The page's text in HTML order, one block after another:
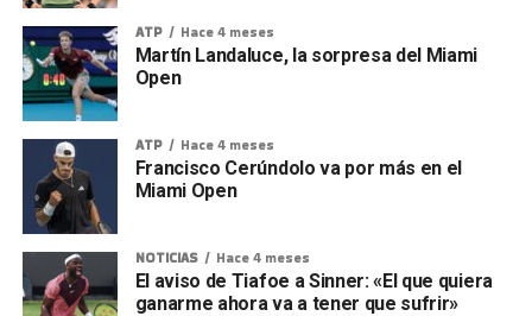
ATP Hace 4 meses
Martín Landaluce, la sorpresa del Miami
Open
ATP Hace 4 meses
Francisco Cerúndolo va por más en el
Miami Open
NOTICIAS Hace 4 meses
El aviso de Tiafoe a Sinner: «El que quiera
ganarme ahora va a tener que sufrir»